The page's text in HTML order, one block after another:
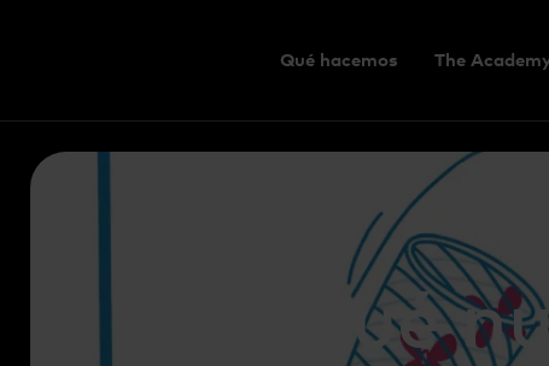
Qué hacemos The
¿Qué